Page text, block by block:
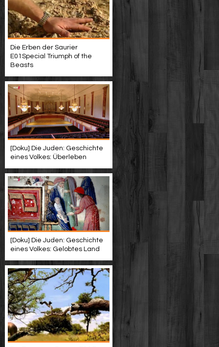
Die Erben der Saurier
E01Special Triumph of the
Beasts
[Doku] Die Juden: Geschichte
eines Volkes: Überleben
[Doku] Die Juden: Geschichte
eines Volkes: Gelobtes Land